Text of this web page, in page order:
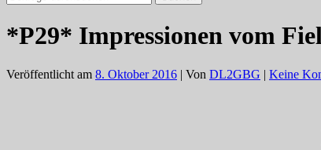
nach:
*P29* Impressionen vom
Veröffentlicht am 8. Oktober 2016 | Von DL2GBG | Keine